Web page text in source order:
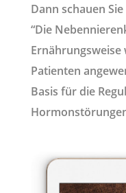
Dann schauen
“Die
Patienten
Basis für die